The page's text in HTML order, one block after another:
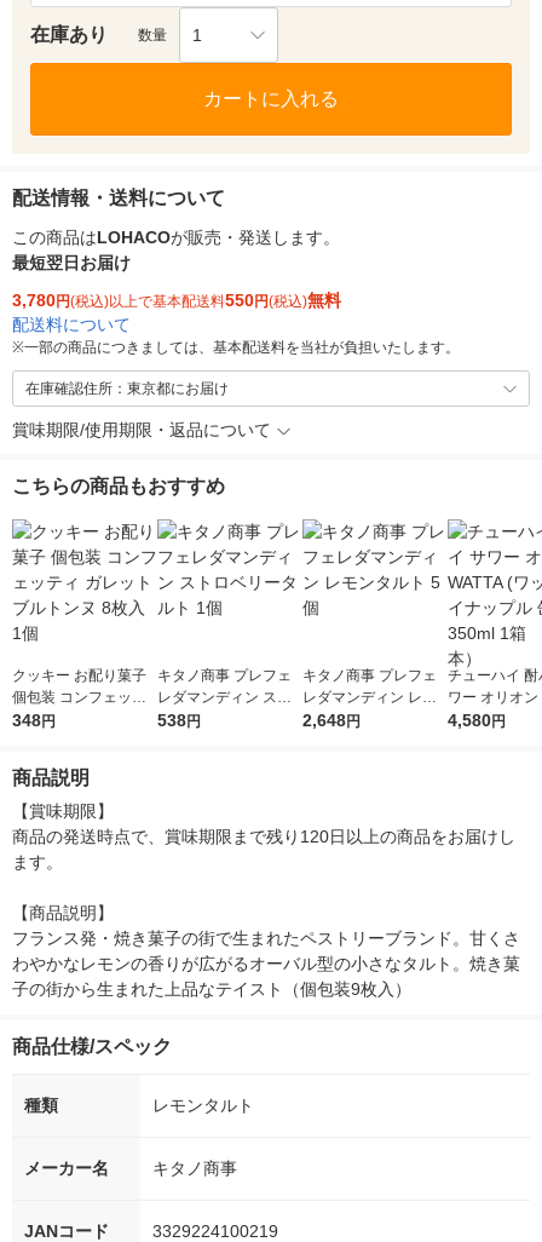
在庫あり 数量 1
カートに入れる
配送情報・送料について
この商品はLOHACOが販売・発送します。
最短翌日お届け
3,780円(税込)以上で基本配送料550円(税込)無料
配送料について
※一部の商品につきましては、基本配送料を当社が負担いたします。
在庫確認住所：東京都にお届け
賞味期限/使用期限・返品について
こちらの商品もおすすめ
クッキー お配り菓子
個包装 コンフェッテ
ィ ガレットブルトン
348円
キタノ商事 プレフェ
レダマンディン スト
ロベリータルト 1個
538円
キタノ商事 プレフェ
レダマンディン レモ
ンタルト 5個
2,648円
チューハイ 酎
ワー オリオン
(ワッタ) パイ
4,580円
商品説明
【賞味期限】
商品の発送時点で、賞味期限まで残り120日以上の商品をお届けし
ます。
【商品説明】
フランス発・焼き菓子の街で生まれたペストリーブランド。甘くさ
わやかなレモンの香りが広がるオーバル型の小さなタルト。焼き菓
子の街から生まれた上品なテイスト（個包装9枚入）
商品仕様/スペック
種類 レモンタルト
メーカー名 キタノ商事
JANコード 3329224100219